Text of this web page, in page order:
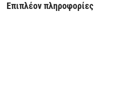
Επιπλέον πληροφορίες